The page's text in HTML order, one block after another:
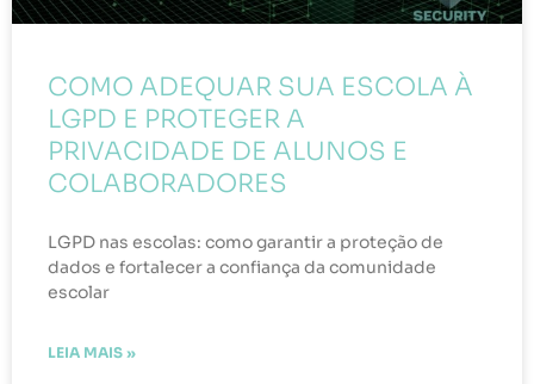
COMO ADEQUAR SUA ESCOLA À
LGPD E PROTEGER A
PRIVACIDADE DE ALUNOS E
COLABORADORES
LGPD nas escolas: como garantir a proteção de
dados e fortalecer a confiança da comunidade
escolar
LEIA MAIS »